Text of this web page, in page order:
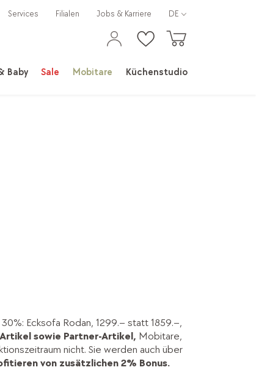
Baby Sale Mobitare Küchenstudio
Services Filialen Jobs & Karriere DE
Ecksofa Rodan, 1299.– statt 1859.–,
sowie Partner-Artikel, Mobitare,
nicht. Sie werden auch über
von zusätzlichen 2% Bonus.